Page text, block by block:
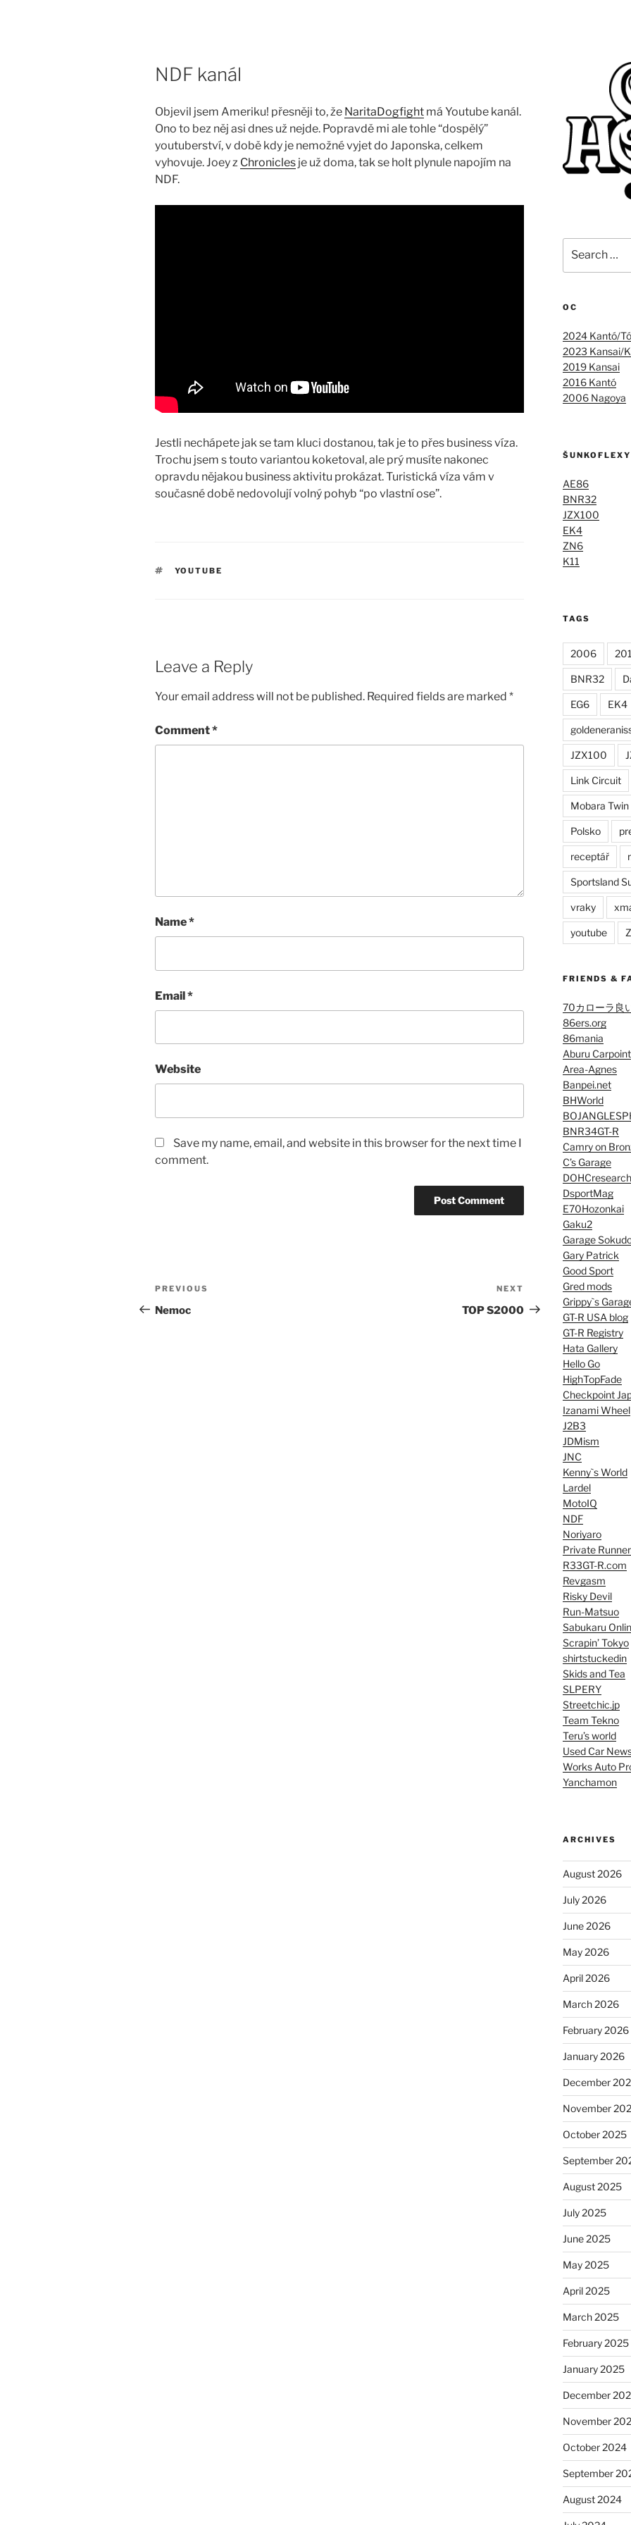
NDF kanál
Objevil jsem Ameriku! přesněji to, že NaritaDogfight má Youtube kanál.
Ono to bez něj asi dnes už nejde. Popravdě mi ale tohle “dospělý”
youtuberství, v době kdy je nemožné vyjet do Japonska, celkem
vyhovuje. Joey z Chronicles je už doma, tak se holt plynule napojím na
NDF.
Jestli nechápete jak se tam kluci dostanou, tak je to přes business víza.
Trochu jsem s touto variantou koketoval, ale prý musíte nakonec
opravdu nějakou business aktivitu prokázat. Turistická víza vám v
současné době nedovolují volný pohyb “po vlastní ose”.
TAGS
YOUTUBE
Leave a Reply
Your email address will not be published. Required fields are marked *
Comment*
Name*
Email*
Website
Save my name, email, and website in this browser for the next time I
comment.
Post
navigation
Previous
Post
PREVIOUS
Nemoc
Post
NEXT
TOP S2000
for:
OC
2024 Kantó/
2023 Kansai/
2019 Kansai
2016 Kantó
2006 Nagoya
ŠUNKOFLEXY
AE86
BNR32
JZX100
EK4
ZN6
K11
TAGS
2006
BNR32
EG6 EK4
JZX100
Link Circuit
Mobara Twin
Polsko
receptář
Sportsland
vraky
youtube Z
FRIENDS &
70カローラ良
86ers.org
86mania
Aburu Carpoint
Area-Agnes
Banpei.net
BHWorld
BNR34GT-R
Camry on
C’s Garage
DOHCresearch
DsportMag
E70Hozonkai
Gaku2
Garage
Gary Patrick
Good Sport
Gred mods
Grippy`s
GT-R USA blog
GT-R Registry
Hata Gallery
Hello Go
HighTopFade
Checkpoint
Izanami Wheel
J2B3
JDMism
JNC
Kenny`s World
Lardel
MotoIQ
NDF
Noriyaro
Private
R33GT-R.com
Revgasm
Risky Devil
Run-Matsuo
Sabukaru
Scrapin’ Tokyo
shirtstuckedin
Skids and Tea
SLPERY
Streetchic.jp
Team Tekno
Teru’s world
Used Car
Works Auto
Yanchamon
ARCHIVES
August 2026
July 2026
June 2026
May 2026
April 2026
March 2026
February 2026
January 2026
December
November
October 2025
September
August 2025
July 2025
June 2025
May 2025
April 2025
March 2025
February 2025
January 2025
December
November
October 2024
September
August 2024